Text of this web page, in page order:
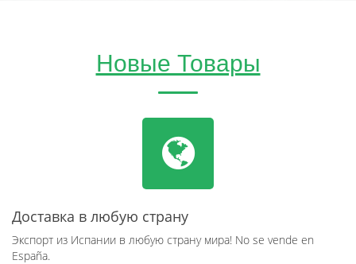
Новые Товары
Доставка в любую страну
Экспорт из Испании в любую страну мира! No se vende en
España.